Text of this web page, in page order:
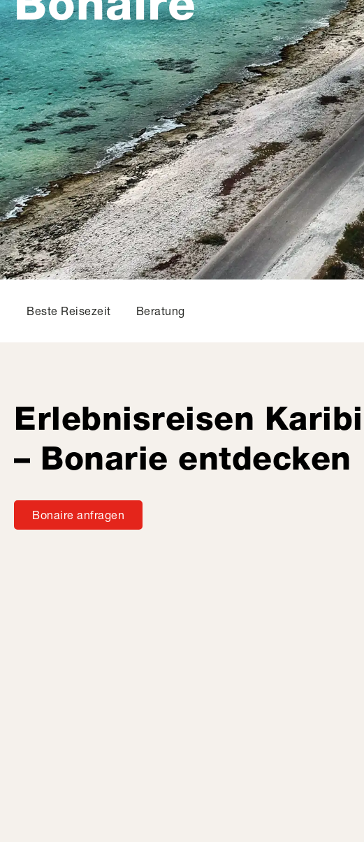
Beste Reisezeit Beratung
Erlebnisreisen
– Bonarie entdecken
Bonaire anfragen